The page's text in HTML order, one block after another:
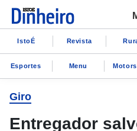
IstoÉ Revista
Esportes Menu
Giro
Entregador